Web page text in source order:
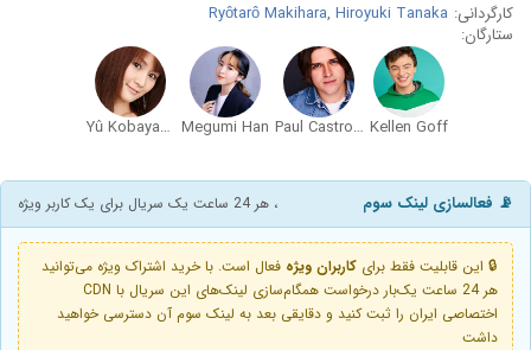
کارگردانی:
Ryôtarô Makihara, Hiroyuki Tanaka
ستارگان:
Kellen Goff
Paul Castro Jr.
Megumi Han
Yû Kobayashi
📡 فعالسازی لینک سوم ، هر 24 ساعت یک سریال برای یک کاربر ویژه
🔒 این قابلیت فقط برای کاربران ویژه فعال است. با خرید اشتراک ویژه می‌توانید
هر 24 ساعت یک‌بار درخواست همگام‌سازی لینک‌های این سریال با CDN
اختصاصی ایران را ثبت کنید و دقایقی بعد به لینک سوم آن دسترسی خواهید
داشت